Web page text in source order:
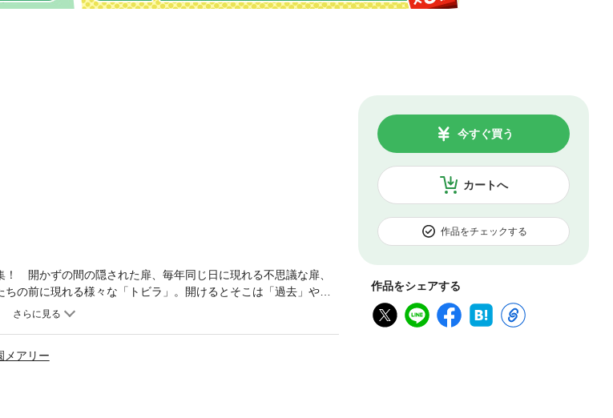
カートへ
今すぐ買う
作品をチェックする
作品をシェアする
開かずの間の隠された扉、毎年同じ日に現れる不思議な扉、
の前に現れる様々な「トビラ」。開けるとそこは「過去」や
ていた！ 彼ら彼女らが見た世界とは‥…。
メアリー